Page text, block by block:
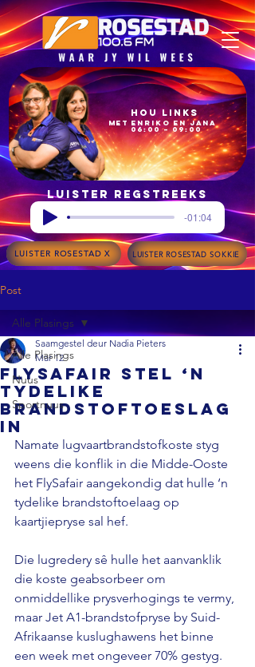
06:00 – 09:00
met Enriko en Jana
Hou Links
Luister regstreeks
-01:04
LUISTER ROSESTAD X LUISTER ROSESTAD SOKKIE
Post
Alle Plasings
Nuus
Sportnuus
Alle Plasings
FlySafair stel ‘n
tydelike
brandstoftoeslag
in
Saamgestel deur Nadia Pieters
Mar 12
Namate lugvaartbrandstofkoste styg
weens die konflik in die Midde-Ooste
het FlySafair aangekondig dat hulle ‘n
tydelike brandstoftoelaag op
kaartjiepryse sal hef.
Die lugredery sê hulle het aanvanklik
die koste geabsorbeer om
onmiddellike prysverhogings te vermy,
maar Jet A1-brandstofpryse by Suid-
Afrikaanse kuslughawens het binne
een week met ongeveer 70% gestyg.